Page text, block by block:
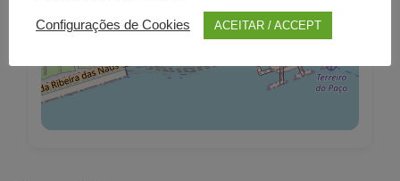
Configurações de Cookies ACEITAR / ACCEPT